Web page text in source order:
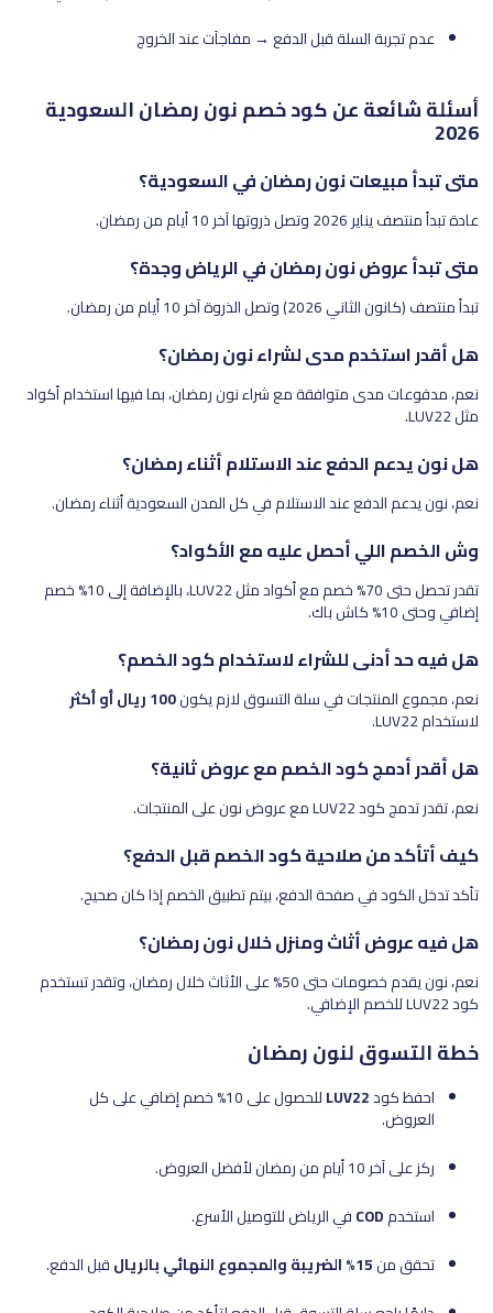
عدم تجربة السلة قبل الدفع → مفاجآت عند الخروج
أسئلة شائعة عن كود خصم نون رمضان السعودية
2026
متى تبدأ مبيعات نون رمضان في السعودية؟
عادة تبدأ منتصف يناير 2026 وتصل ذروتها آخر 10 أيام من رمضان.
متى تبدأ عروض نون رمضان في الرياض وجدة؟
تبدأ منتصف (كانون الثاني 2026) وتصل الذروة آخر 10 أيام من رمضان.
هل أقدر استخدم مدى لشراء نون رمضان؟
نعم، مدفوعات مدى متوافقة مع شراء نون رمضان، بما فيها استخدام أكواد
مثل LUV22.
هل نون يدعم الدفع عند الاستلام أثناء رمضان؟
نعم، نون يدعم الدفع عند الاستلام في كل المدن السعودية أثناء رمضان.
وش الخصم اللي أحصل عليه مع الأكواد؟
تقدر تحصل حتى 70% خصم مع أكواد مثل LUV22، بالإضافة إلى 10% خصم
إضافي وحتى 10% كاش باك.
هل فيه حد أدنى للشراء لاستخدام كود الخصم؟
نعم، مجموع المنتجات في سلة التسوق لازم يكون100 ريال أو أكثر
لاستخدام LUV22.
هل أقدر أدمج كود الخصم مع عروض ثانية؟
نعم، تقدر تدمج كود LUV22 مع عروض نون على المنتجات.
كيف أتأكد من صلاحية كود الخصم قبل الدفع؟
تأكد تدخل الكود في صفحة الدفع، بيتم تطبيق الخصم إذا كان صحيح.
هل فيه عروض أثاث ومنزل خلال نون رمضان؟
نعم، نون يقدم خصومات حتى 50% على الأثاث خلال رمضان، وتقدر تستخدم
كود LUV22 للخصم الإضافي.
خطة التسوق لنون رمضان
احفظ كودLUV22 للحصول على 10% خصم إضافي على كل
العروض.
ركز على آخر 10 أيام من رمضان لأفضل العروض.
استخدمCODفي الرياض للتوصيل الأسرع.
تحقق من15% الضريبة والمجموع النهائي بالريال
قبل الدفع.